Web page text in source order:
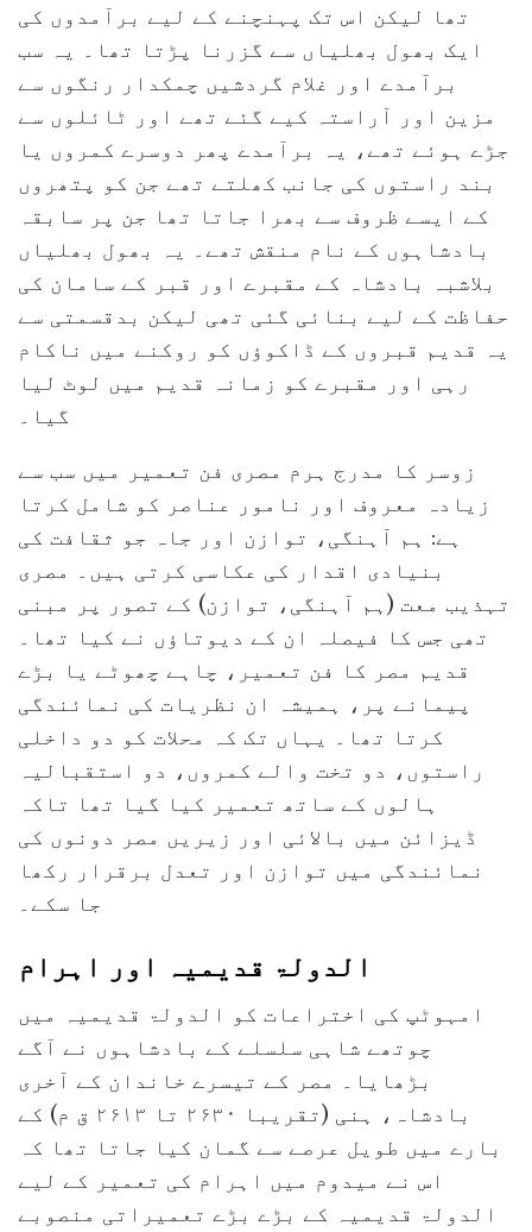
تھا لیکن اس تک پہنچنے کے لیے برآمدوں کی
ایک بھول بھلیاں سے گزرنا پڑتا تھا۔ یہ سب
برآمدے اور غلام گردشیں چمکدار رنگوں سے
مزین اور آراستہ کیے گئے تھے اور ٹائلوں سے
جڑے ہوئے تھے، یہ برآمدے پھر دوسرے کمروں یا
بند راستوں کی جانب کھلتے تھے جن کو پتھروں
کے ایسے ظروف سے بھرا جاتا تھا جن پر سابقہ
بادشاہوں کے نام منقش تھے۔ یہ بھول بھلیاں
بلاشبہ بادشاہ کے مقبرے اور قبر کے سامان کی
حفاظت کے لیے بنائی گئی تھی لیکن بدقسمتی سے
یہ قدیم قبروں کے ڈاکوؤں کو روکنے میں ناکام
رہی اور مقبرے کو زمانہ قدیم میں لوٹ لیا
گیا۔
زوسر کا مدرج ہرم مصری فن تعمیر میں سب سے
زیادہ معروف اور نامور عناصر کو شامل کرتا
ہے: ہم آہنگی، توازن اور جاہ جو ثقافت کی
بنیادی اقدار کی عکاسی کرتی ہیں۔ مصری
تہذیب معت (ہم آہنگی، توازن) کے تصور پر مبنی
تھی جس کا فیصلہ ان کے دیوتاؤں نے کیا تھا۔
قدیم مصر کا فن تعمیر، چاہے چھوٹے یا بڑے
پیمانے پر، ہمیشہ ان نظریات کی نمائندگی
کرتا تھا۔ یہاں تک کہ محلات کو دو داخلی
راستوں، دو تخت والے کمروں، دو استقبالیہ
ہالوں کے ساتھ تعمیر کیا گیا تھا تاکہ
ڈیزائن میں بالائی اور زیریں مصر دونوں کی
نمائندگی میں توازن اور تعدل برقرار رکھا
جا سکے۔
الدولۃ قدیمیہ اور اہرام
امہوٹپ کی اختراعات کو الدولۃ قدیمیہ میں
چوتھے شاہی سلسلے کے بادشاہوں نے آگے
بڑھایا۔ مصر کے تیسرے خاندان کے آخری
بادشاہ، ہنی (تقریبا ۲۶۳۰ تا ۲۶۱۳ ق م) کے
بارے میں طویل عرصے سے گمان کیا جاتا تھا کہ
اس نے میدوم میں اہرام کی تعمیر کے لیے
الدولۃ قدیمیہ کے بڑے بڑے تعمیراتی منصوبے